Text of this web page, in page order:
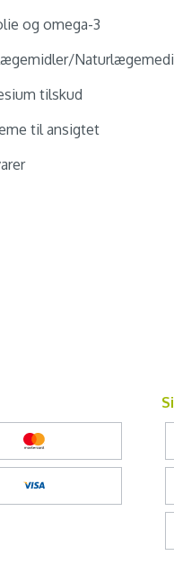
og omega-3
tilskud
til ansigtet